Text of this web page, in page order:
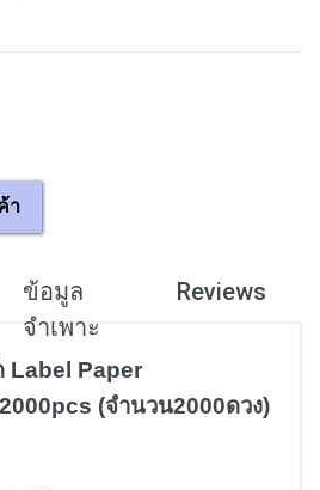
า
ข้อมูล
จำเพาะ
Reviews
Label Paper
(จำนวน2000ดวง)